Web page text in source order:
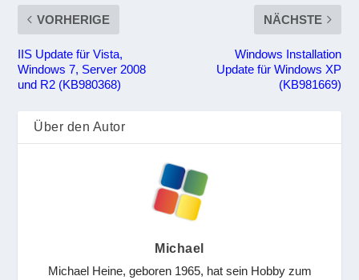
VORHERIGE
IIS Update für Vista,
Windows 7, Server 2008
und R2 (KB980368)
NÄCHSTE
Windows Installation
Update für Windows XP
(KB981669)
Über den Autor
Michael
Michael Heine, geboren 1965, hat sein Hobby zum